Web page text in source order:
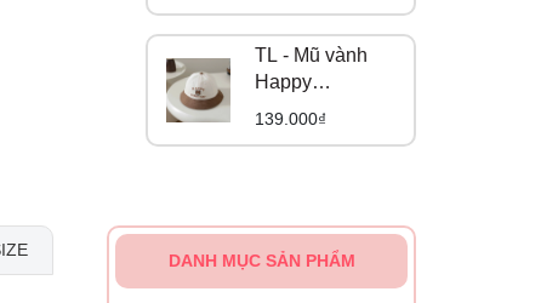
TL - Mũ vành
Happy
Everyday (2-5Y)
139.000₫
DANH MỤC SẢN PHẨM